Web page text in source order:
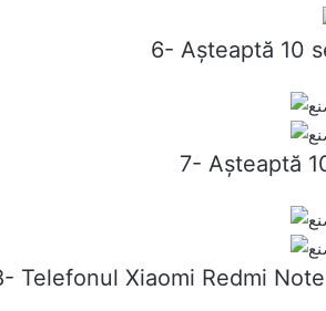
6- Așteaptă 10
7- Așteaptă
Telefonul Xiaomi Redmi